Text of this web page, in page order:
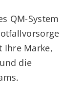
QM-System
Ihre Marke,
die